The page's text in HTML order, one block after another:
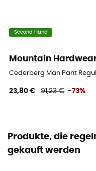
Second Hand
Mountain
Cederberg Man Pant
23,80 € 91,23 € -73%
Produkte, die
gekauft werden